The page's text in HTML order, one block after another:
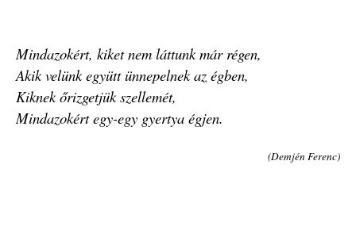
Mindazokért, kiket nem láttunk már régen,
Akik velünk együtt ünnepelnek az égben,
Kiknek őrizgetjük szellemét,
Mindazokért egy-egy gyertya égjen.
(Demjén Ferenc)